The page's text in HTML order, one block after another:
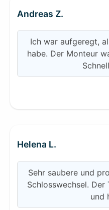
Andreas Z.
Ich war aufgeregt,
habe. Der Monteur
Helena L.
Sehr saubere und
Schlosswechsel.
und